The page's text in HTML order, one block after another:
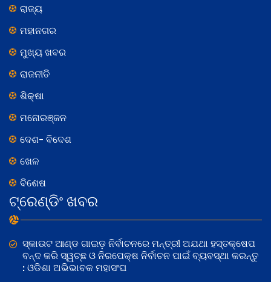
ରାଜ୍ୟ
ମହାନଗର
ମୁଖ୍ୟ ଖବର
ରାଜନୀତି
ଶିକ୍ଷା
ମନୋରଞ୍ଜନ
ଦେଶ- ବିଦେଶ
ଖେଳ
ବିଶେଷ
ଟ୍ରେଣ୍ଡିଂ ଖବର
ସ୍କାଉଟ ଆଣ୍ଡ ଗାଇଡ଼ ନିର୍ବାଚନରେ ମନ୍ତ୍ରୀ ଅଯଥା ହସ୍ତକ୍ଷେପ
ବନ୍ଦ କରି ସ୍ୱଚ୍ଛ ଓ ନିରପେକ୍ଷ ନିର୍ବାଚନ ପାଇଁ ବ୍ୟବସ୍ଥା କରନ୍ତୁ
: ଓଡିଶା ଅଭିଭାବକ ମହାସଂଘ